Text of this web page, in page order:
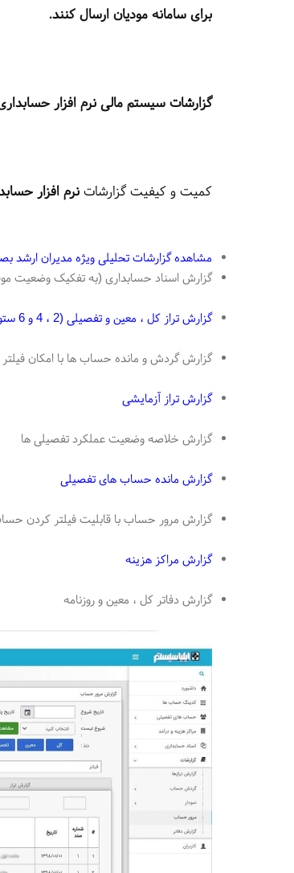
برای سامانه مودیان ارسال کنند.
گزارشات سیستم مالی نرم افزار
کمیت و کیفیت گزارشات نرم افزار
مشاهده گزارشات تحلیلی ویژه مدیران
گزارش اسناد حسابداری (به تفکیک وضعیت
گزارش تراز کل ، معین و تفصیلی (2 ، 4 و 6 ستونی)
گزارش گردش و مانده حساب ها با امکان فیلتر
گزارش تراز آزمایشی
گزارش خلاصه وضعیت عملکرد تفصیلی ها
گزارش مانده حساب های تفصیلی
گزارش مرور حساب با قابلیت فیلتر کردن
گزارش مراکز هزینه
گزارش دفاتر کل ، معین و روزنامه